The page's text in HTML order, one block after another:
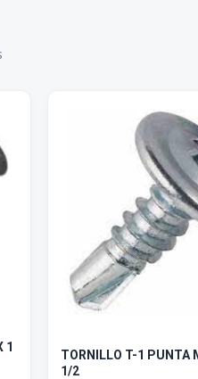
1
TORNILLO T-1 PUNTA
1/2